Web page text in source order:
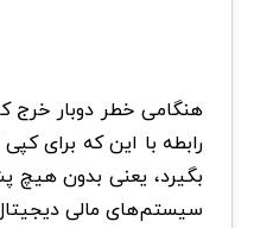
هنگامی خطر دوبار خرج
سیستم‌های مالی